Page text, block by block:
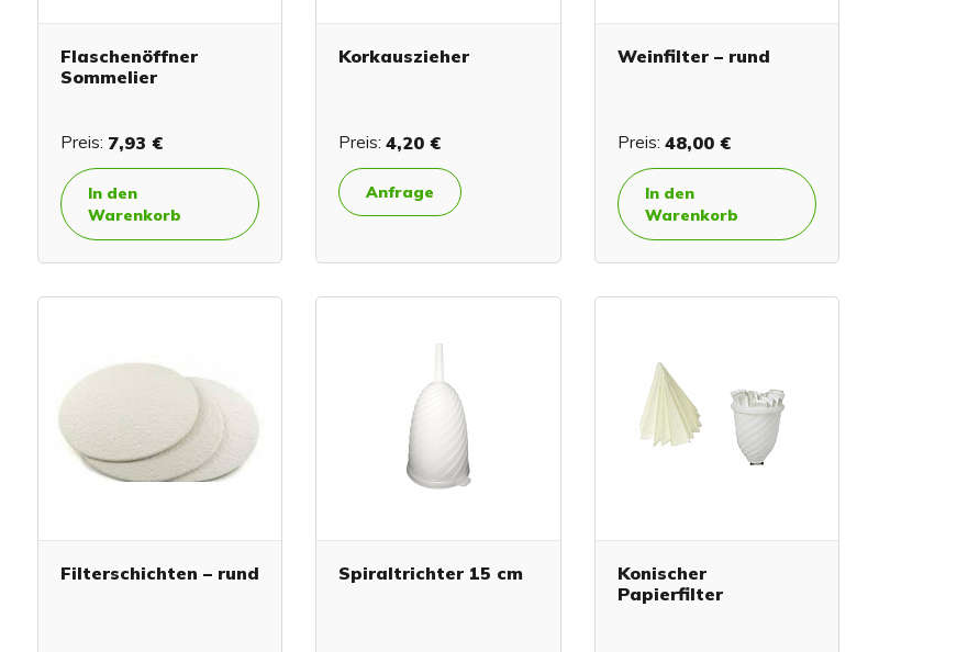
Flaschenöffner
Sommelier
Preis: 7,93 €
In den
Warenkorb
Korkauszieher
Preis: 4,20 €
Anfrage
Weinfilter – rund
Preis: 48,00 €
In den
Warenkorb
Filterschichten – rund Spiraltrichter 15 cm
Konischer
Papierfilter